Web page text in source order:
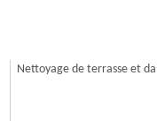
Nettoyage de terrasse et